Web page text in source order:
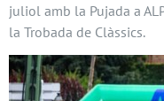
juliol amb la Pujada a
la Trobada de Clàssics.